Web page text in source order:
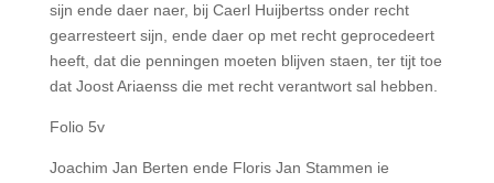
sijn ende daer naer, bij Caerl Huijbertss onder recht
gearresteert sijn, ende daer op met recht geprocedeert
heeft, dat die penningen moeten blijven staen, ter tijt toe
dat Joost Ariaenss die met recht verantwort sal hebben.
Folio 5v
Joachim Jan Berten ende Floris Jan Stammen ie